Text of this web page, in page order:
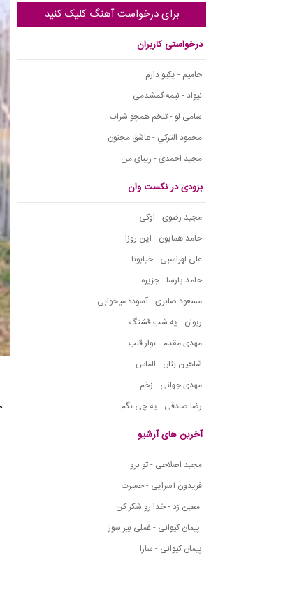
برای درخواست آهنگ کلیک کنید
درخواستی کاربران
حامیم - یکیو دارم
نیواد - نیمه گمشدمی
سامی لو - تلخم همچو شراب
محمود التركي - عاشق مجنون
مجید احمدی - زیبای من
بزودی در نکست وان
مجید رضوی - اوکی
حامد همایون - این روزا
علی لهراسبی - خیابونا
حامد پارسا - جزیره
مسعود صابری - آسوده میخوابی
ریوان - یه شب قشنگ
مهدی مقدم - نوار قلب
شاهین بنان - الماس
مهدی جهانی - زخم
رضا صادقی - یه چی بگم
آخرین های آرشیو
مجید اصلاحی - تو برو
فریدون آسرایی - حسرت
معین زد - خدا رو شکر کن
پیمان کیوانی - غملی بیر سوز
پیمان کیوانی - سارا